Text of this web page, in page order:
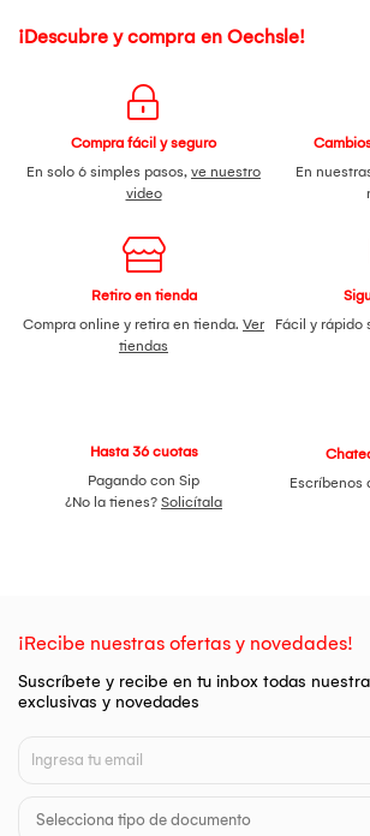
¡Descubre y compra en Oechsle!
Compra fácil y seguro
En solo 6 simples pasos, ve nuestro
video
En
Retiro en tienda
Compra online y retira en tienda. Ver
tiendas
Fácil y rápido
Hasta 36 cuotas
Pagando con Sip
¿No la tienes? Solicítala
Escríbenos
¡Recibe nuestras ofertas y novedades!
Suscríbete y recibe en tu inbox todas
exclusivas y novedades